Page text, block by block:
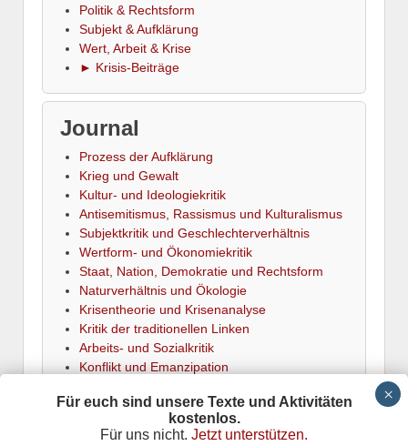
Politik & Rechtsform
Subjekt & Aufklärung
Wert, Arbeit & Krise
► Krisis-Beiträge
Journal
Prozess der Aufklärung
Krieg und Gewalt
Kultur- und Ideologiekritik
Antisemitismus, Rassismus und Kulturalismus
Subjektkritik und Geschlechterverhältnis
Wertform- und Ökonomiekritik
Staat, Nation, Demokratie und Rechtsform
Naturverhältnis und Ökologie
Krisentheorie und Krisenanalyse
Kritik der traditionellen Linken
Arbeits- und Sozialkritik
Konflikt und Emanzipation
Für euch sind unsere Texte und Aktivitäten
kostenlos.
Für uns nicht. Jetzt unterstützen.